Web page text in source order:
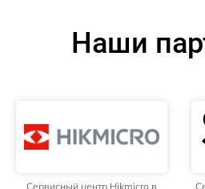
Наши
Сервисный центр Hikmicro в